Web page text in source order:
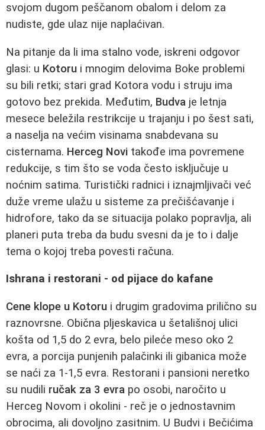
svojom dugom peščanom obalom i delom za
nudiste, gde ulaz nije naplaćivan.
Na pitanje da li ima stalno vode, iskreni odgovor
glasi: u Kotoru i mnogim delovima Boke problemi
su bili retki; stari grad Kotora vodu i struju ima
gotovo bez prekida. Međutim, Budva je letnja
mesece beležila restrikcije u trajanju i po šest sati,
a naselja na većim visinama snabdevana su
cisternama. Herceg Novi takođe ima povremene
redukcije, s tim što se voda često isključuje u
noćnim satima. Turistički radnici i iznajmljivači već
duže vreme ulažu u sisteme za prečišćavanje i
hidrofore, tako da se situacija polako popravlja, ali
planeri puta treba da budu svesni da je to i dalje
tema o kojoj treba povesti računa.
Ishrana i restorani - od pijace do kafane
Cene klope u Kotoru i drugim gradovima prilično su
raznovrsne. Obična pljeskavica u šetališnoj ulici
košta od 1,5 do 2 evra, belo pileće meso oko 2
evra, a porcija punjenih palačinki ili gibanica može
se naći za 1-1,5 evra. Restorani i pansioni neretko
su nudili ručak za 3 evra po osobi, naročito u
Herceg Novom i okolini - reč je o jednostavnim
obrocima, ali dovoljno zasitnim. U Budvi i Bečićima